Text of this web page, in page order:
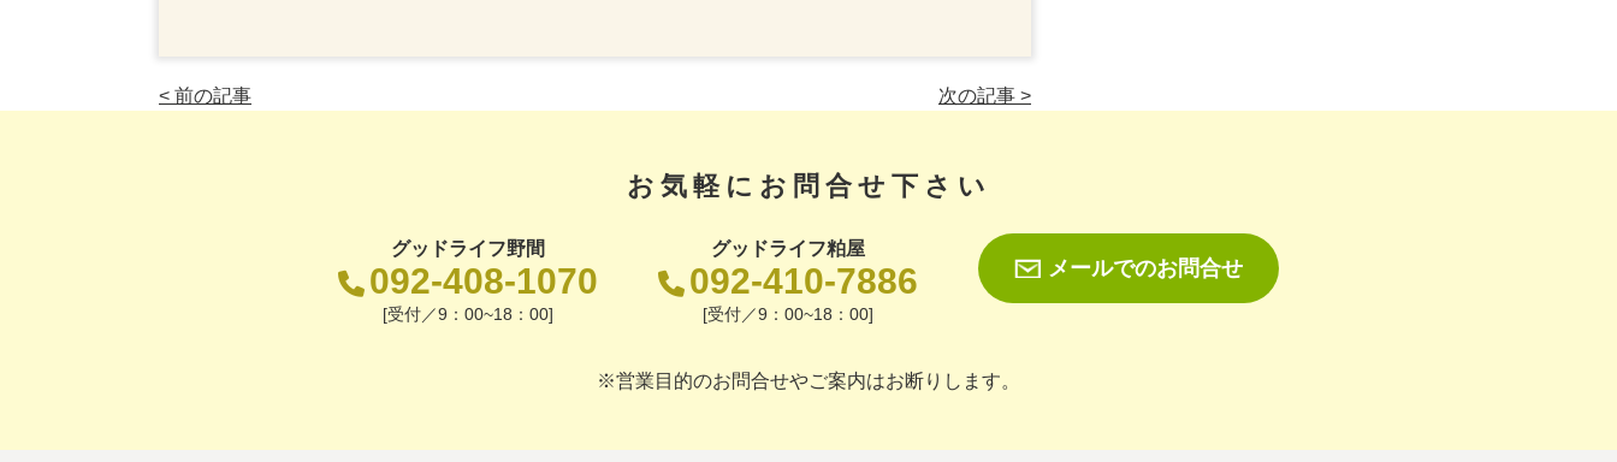
< 前の記事 次の記事 >
お気軽にお問合せ下さい
グッドライフ野間
092-408-1070
[受付／9：00~18：00]
グッドライフ粕屋
092-410-7886
[受付／9：00~18：00]
メールでのお問合せ
※営業目的のお問合せやご案内はお断りします。